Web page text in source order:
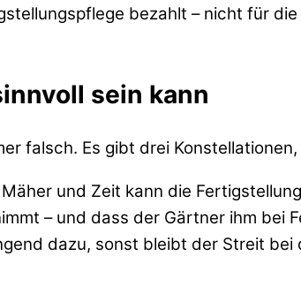
bezahlt – nicht für
sein kann
falsch. Es gibt drei
und Zeit kann die
– und dass der Gärtner ihm bei
dazu, sonst bleibt der Streit bei